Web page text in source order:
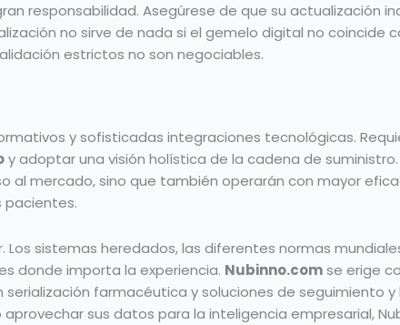
responsabilidad. Asegúrese de que su actualización
no sirve de nada si el gemelo digital no coincide
estrictos no son negociables.
y sofisticadas integraciones tecnológicas.
y adoptar una visión holística de la cadena de suministro.
al mercado, sino que también operarán con mayor
pacientes.
sistemas heredados, las diferentes normas
donde importa la experiencia. Nubinno.comse erige
farmacéutica y soluciones de seguimiento y
sus datos para la inteligencia empresarial,